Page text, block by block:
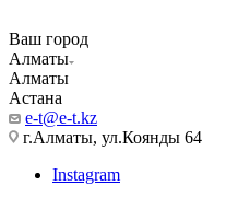
Ваш город
Алматы
Алматы
Астана
e-t@e-t.kz
г.Алматы, ул.Коянды 64
Instagram